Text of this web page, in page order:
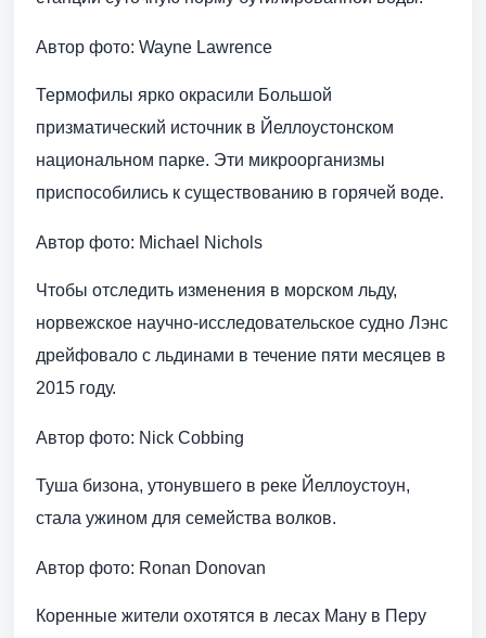
Автор фото: Wayne Lawrence
Термофилы ярко окрасили Большой
призматический источник в Йеллоустонском
национальном парке. Эти микроорганизмы
приспособились к существованию в горячей воде.
Автор фото: Michael Nichols
Чтобы отследить изменения в морском льду,
норвежское научно-исследовательское судно Лэнс
дрейфовало с льдинами в течение пяти месяцев в
2015 году.
Автор фото: Nick Cobbing
Туша бизона, утонувшего в реке Йеллоустоун,
стала ужином для семейства волков.
Автор фото: Ronan Donovan
Коренные жители охотятся в лесах Ману в Перу